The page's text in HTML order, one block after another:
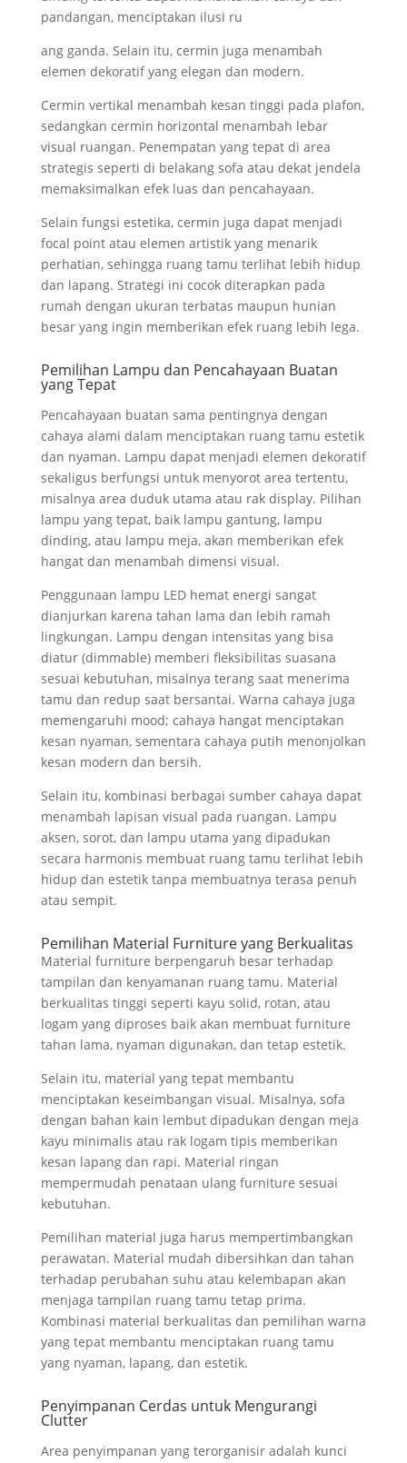
pandangan, menciptakan ilusi ru
ang ganda. Selain itu, cermin juga menambah
elemen dekoratif yang elegan dan modern.
Cermin vertikal menambah kesan tinggi pada plafon,
sedangkan cermin horizontal menambah lebar
visual ruangan. Penempatan yang tepat di area
strategis seperti di belakang sofa atau dekat jendela
memaksimalkan efek luas dan pencahayaan.
Selain fungsi estetika, cermin juga dapat menjadi
focal point atau elemen artistik yang menarik
perhatian, sehingga ruang tamu terlihat lebih hidup
dan lapang. Strategi ini cocok diterapkan pada
rumah dengan ukuran terbatas maupun hunian
besar yang ingin memberikan efek ruang lebih lega.
Pemilihan Lampu dan Pencahayaan Buatan
yang Tepat
Pencahayaan buatan sama pentingnya dengan
cahaya alami dalam menciptakan ruang tamu estetik
dan nyaman. Lampu dapat menjadi elemen dekoratif
sekaligus berfungsi untuk menyorot area tertentu,
misalnya area duduk utama atau rak display. Pilihan
lampu yang tepat, baik lampu gantung, lampu
dinding, atau lampu meja, akan memberikan efek
hangat dan menambah dimensi visual.
Penggunaan lampu LED hemat energi sangat
dianjurkan karena tahan lama dan lebih ramah
lingkungan. Lampu dengan intensitas yang bisa
diatur (dimmable) memberi fleksibilitas suasana
sesuai kebutuhan, misalnya terang saat menerima
tamu dan redup saat bersantai. Warna cahaya juga
memengaruhi mood; cahaya hangat menciptakan
kesan nyaman, sementara cahaya putih menonjolkan
kesan modern dan bersih.
Selain itu, kombinasi berbagai sumber cahaya dapat
menambah lapisan visual pada ruangan. Lampu
aksen, sorot, dan lampu utama yang dipadukan
secara harmonis membuat ruang tamu terlihat lebih
hidup dan estetik tanpa membuatnya terasa penuh
atau sempit.
Pemilihan Material Furniture yang Berkualitas
Material furniture berpengaruh besar terhadap
tampilan dan kenyamanan ruang tamu. Material
berkualitas tinggi seperti kayu solid, rotan, atau
logam yang diproses baik akan membuat furniture
tahan lama, nyaman digunakan, dan tetap estetik.
Selain itu, material yang tepat membantu
menciptakan keseimbangan visual. Misalnya, sofa
dengan bahan kain lembut dipadukan dengan meja
kayu minimalis atau rak logam tipis memberikan
kesan lapang dan rapi. Material ringan
mempermudah penataan ulang furniture sesuai
kebutuhan.
Pemilihan material juga harus mempertimbangkan
perawatan. Material mudah dibersihkan dan tahan
terhadap perubahan suhu atau kelembapan akan
menjaga tampilan ruang tamu tetap prima.
Kombinasi material berkualitas dan pemilihan warna
yang tepat membantu menciptakan ruang tamu
yang nyaman, lapang, dan estetik.
Penyimpanan Cerdas untuk Mengurangi
Clutter
Area penyimpanan yang terorganisir adalah kunci